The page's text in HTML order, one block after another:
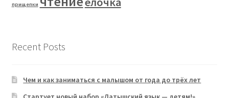
прищепки
Recent Posts
Чем и как заниматься с малышом от года до трёх лет